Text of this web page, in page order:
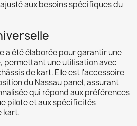
aux besoins spécifiques du
a été élaborée pour garantir une
permettant une utilisation avec
de kart. Elle est l'accessoire
du Nassau panel, assurant
qui répond aux préférences
pilote et aux spécificités
kart.